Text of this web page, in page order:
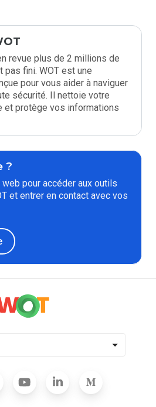
revue plus de 2 millions de
fini. WOT est une
pour vous aider à naviguer
sécurité. Il nettoie votre
et protège vos informations
?
pour accéder aux outils
et entrer en contact avec vos